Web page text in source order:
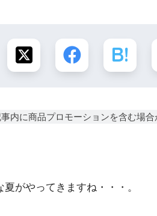
内に商品プロモーションを含む場合
がやってきますね・・・。